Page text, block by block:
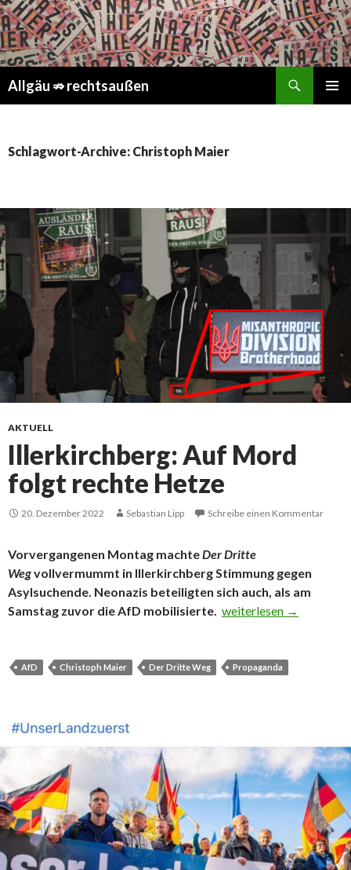
Allgäu ⇏ rechtsaußen
Springe
zum
Schlagwort-Archive: Christoph Maier
AKTUELL
Illerkirchberg: Auf Mord
folgt rechte Hetze
20. Dezember 2022 Sebastian Lipp Schreibe einen Kommentar
Vorvergangenen Montag machteDer Dritte
Wegvollvermummt in Illerkirchberg Stimmung gegen
Asylsuchende. Neonazis beteiligten sich auch, als am
Samstag zuvor die AfD mobilisierte. Illerkirchberg: Auf
weiterlesen →
AfD Christoph Maier Der Dritte Weg Propaganda